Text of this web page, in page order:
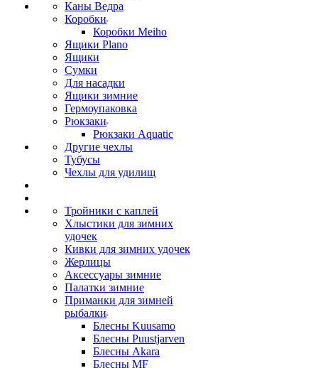
Каны Ведра
Коробки
Коробки Meiho
Ящики Plano
Ящики
Сумки
Для насадки
Ящики зимние
Гермоупаковка
Рюкзаки
Рюкзаки Aquatic
Другие чехлы
Тубусы
Чехлы для удилищ
Тройники с каплей
Хлыстики для зимних
удочек
Кивки для зимних удочек
Жерлицы
Аксессуары зимние
Палатки зимние
Приманки для зимней
рыбалки
Блесны Kuusamo
Блесны Puustjarven
Блесны Akara
Блесны MF